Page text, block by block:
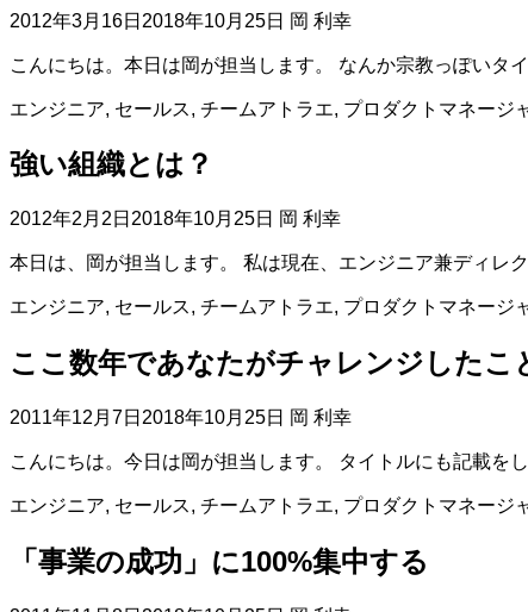
2012年3月16日 2018年10月25日 岡 利幸
こんにちは。本日は岡が担当します。 なんか宗教っぽいタ
エンジニア, セールス, チームアトラエ, プロダクトマネージ
強い組織とは？
2012年2月2日 2018年10月25日 岡 利幸
本日は、岡が担当します。 私は現在、エンジニア兼ディレ
エンジニア, セールス, チームアトラエ, プロダクトマネージ
ここ数年であなたがチャレンジしたこ
2011年12月7日 2018年10月25日 岡 利幸
こんにちは。今日は岡が担当します。 タイトルにも記載を
エンジニア, セールス, チームアトラエ, プロダクトマネージ
「事業の成功」に100%集中する